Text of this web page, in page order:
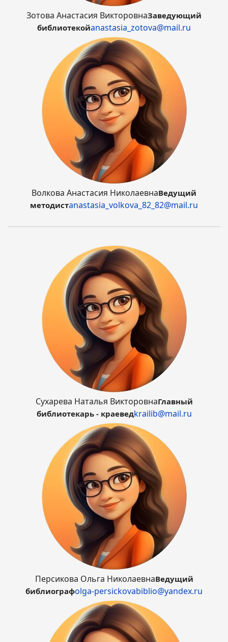
Зотова Анастасия ВикторовнаЗаведующий
библиотекойanastasia_zotova@mail.ru
Волкова Анастасия НиколаевнаВедущий
методистanastasia_volkova_82_82@mail.ru
Сухарева Наталья ВикторовнаГлавный
библиотекарь - краеведkrailib@mail.ru
Персикова Ольга НиколаевнаВедущий
библиографolga-persickovabiblio@yandex.ru